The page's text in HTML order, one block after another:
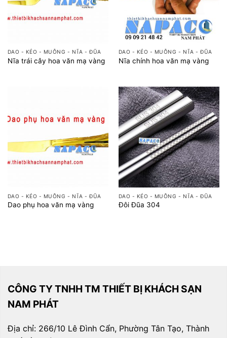
DAO - KÉO - MUỖNG - NĨA - ĐŨA
Nĩa trái cây hoa văn mạ vàng
DAO - KÉO - MUỖNG - NĨA - ĐŨA
Nĩa chính hoa văn mạ vàng
DAO - KÉO - MUỖNG - NĨA - ĐŨA
Dao phụ hoa văn mạ vàng
DAO - KÉO - MUỖNG - NĨA - ĐŨA
Đôi Đũa 304
CÔNG TY TNHH TM THIẾT BỊ KHÁCH SẠN
NAM PHÁT
Địa chỉ: 266/10 Lê Đình Cẩn, Phường Tân Tạo, Thành